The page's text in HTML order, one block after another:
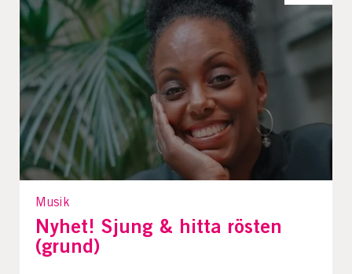
Musik
Nyhet! Sjung & hitta rösten
(grund)